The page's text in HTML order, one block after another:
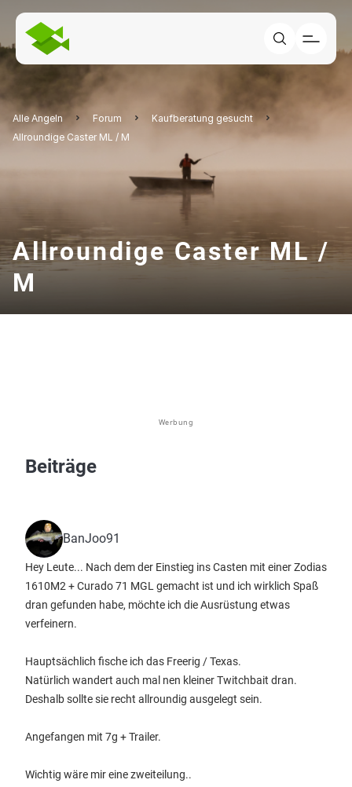
Alle Angeln Forum
Kaufberatung gesucht
Allroundige Caster ML / M
Allroundige Caster ML /
M
Werbung
Beiträge
BanJoo91
Hey Leute... Nach dem der Einstieg ins Casten mit einer Zodias
1610M2 + Curado 71 MGL gemacht ist und ich wirklich Spaß
dran gefunden habe, möchte ich die Ausrüstung etwas
verfeinern.
Hauptsächlich fische ich das Freerig / Texas.
Natürlich wandert auch mal nen kleiner Twitchbait dran.
Deshalb sollte sie recht allroundig ausgelegt sein.
Angefangen mit 7g + Trailer.
Wichtig wäre mir eine zweiteilung..